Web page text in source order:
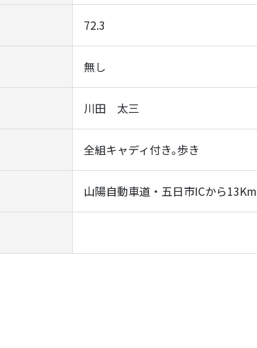
72.3
無し
川田 太三
全組キャディ付き｡歩き
山陽自動車道・五日市ICから13Km